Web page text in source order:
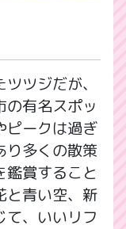
ツジだが、
有名スポッ
ピークは過ぎ
り多くの散策
賞すること
と青い空、新
て、いいリフ